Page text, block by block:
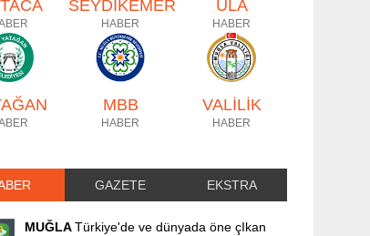
SEYDİKEMER
HABER
ULA
HABER
MBB
HABER
VALİLİK
HABER
GAZETE EKSTRA
MUĞLATürkiye'de ve dünyada öne çIkan